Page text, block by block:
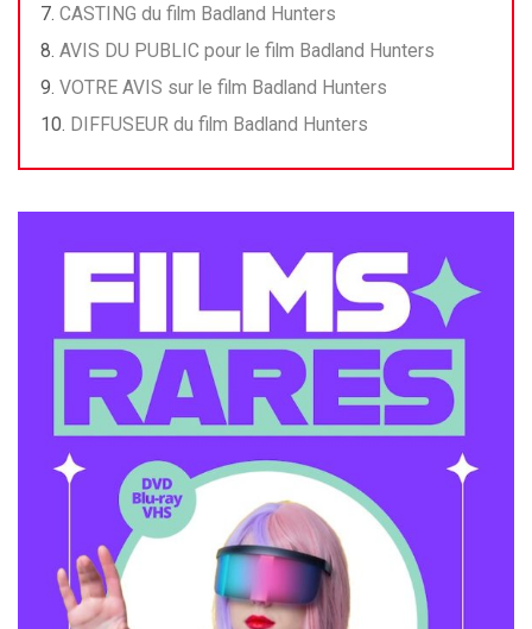
CASTING du film Badland Hunters
AVIS DU PUBLIC pour le film Badland Hunters
VOTRE AVIS sur le film Badland Hunters
DIFFUSEUR du film Badland Hunters